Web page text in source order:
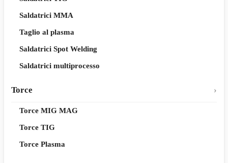
Saldatrici MMA
Taglio al plasma
Saldatrici Spot Welding
Saldatrici multiprocesso
Torce
Torce MIG MAG
Torce TIG
Torce Plasma